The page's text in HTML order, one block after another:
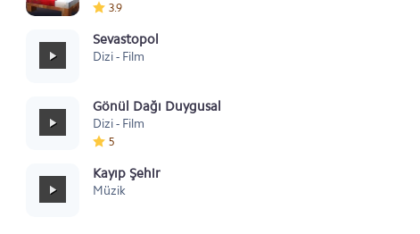
3.9
Sevastopol
Dizi - Film
Gönül Dağı Duygusal
Dizi - Film
5
Kayıp Şehir
Müzik